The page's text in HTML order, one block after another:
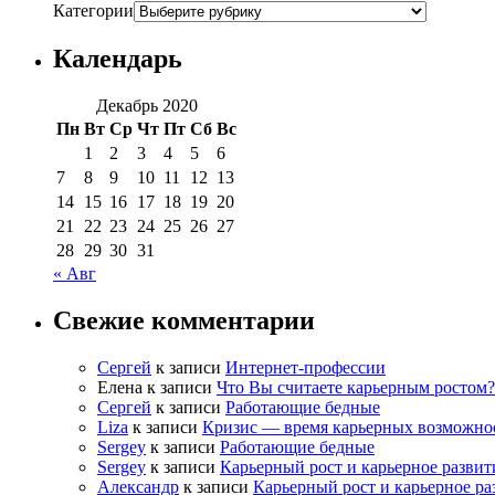
Категории
Календарь
Декабрь 2020
Пн Вт Ср Чт Пт Сб Вс
1
2 3 4 5
6
7
8 9 10 11 12 13
14 15 16 17 18 19 20
21
22 23 24 25 26 27
28 29 30 31
« Авг
Свежие комментарии
Сергей к записи Интернет-профессии
Елена к записи Что Вы считаете карьерным ростом?
Сергей к записи Работающие бедные
Liza к записи Кризис — время карьерных
Sergey к записи Работающие бедные
Sergey к записи Карьерный рост и карьерное
Александр к записи Карьерный рост и карьерное